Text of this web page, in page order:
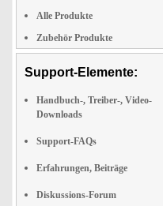
Alle Produkte
Zubehör Produkte
Support-Elemente:
Handbuch-, Treiber-, Video-
Downloads
Support-FAQs
Erfahrungen, Beiträge
Diskussions-Forum